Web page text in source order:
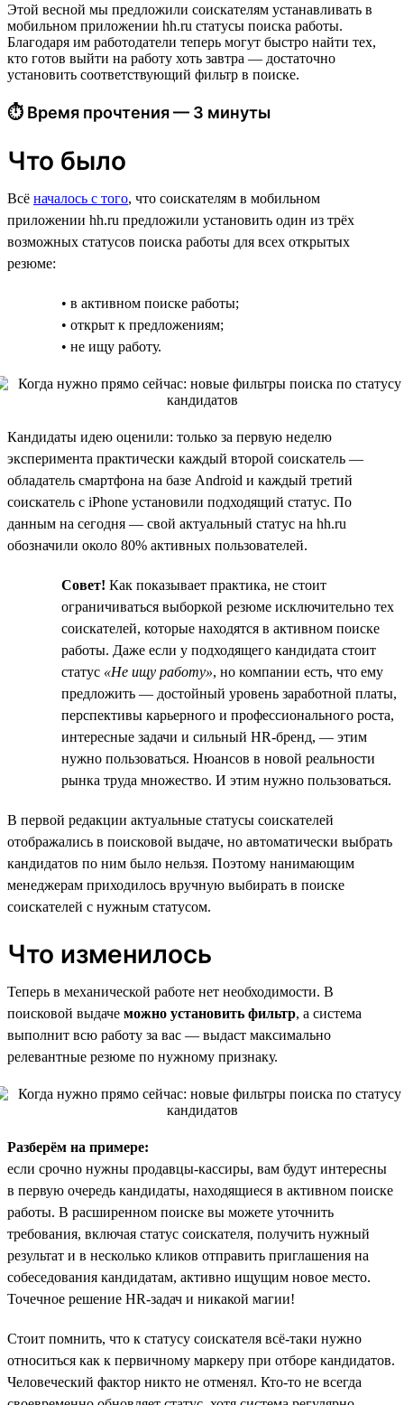
Этой весной мы предложили соискателям устанавливать в
мобильном приложении hh.ru статусы поиска работы.
Благодаря им работодатели теперь могут быстро найти тех,
кто готов выйти на работу хоть завтра — достаточно
установить соответствующий фильтр в поиске.
⏱ Время прочтения — 3 минуты
Что было
Всё началось с того, что соискателям в мобильном
приложении hh.ru предложили установить один из трёх
возможных статусов поиска работы для всех открытых
резюме:
• в активном поиске работы;
• открыт к предложениям;
• не ищу работу.
Кандидаты идею оценили: только за первую неделю
эксперимента практически каждый второй соискатель —
обладатель смартфона на базе Android и каждый третий
соискатель с iPhone установили подходящий статус. По
данным на сегодня — свой актуальный статус на hh.ru
обозначили около 80% активных пользователей.
Совет! Как показывает практика, не стоит
ограничиваться выборкой резюме исключительно тех
соискателей, которые находятся в активном поиске
работы. Даже если у подходящего кандидата стоит
статус «Не ищу работу», но компании есть, что ему
предложить — достойный уровень заработной платы,
перспективы карьерного и профессионального роста,
интересные задачи и сильный HR-бренд, — этим
нужно пользоваться. Нюансов в новой реальности
рынка труда множество. И этим нужно пользоваться.
В первой редакции актуальные статусы соискателей
отображались в поисковой выдаче, но автоматически выбрать
кандидатов по ним было нельзя. Поэтому нанимающим
менеджерам приходилось вручную выбирать в поиске
соискателей с нужным статусом.
Что изменилось
Теперь в механической работе нет необходимости. В
поисковой выдаче можно установить фильтр, а система
выполнит всю работу за вас — выдаст максимально
релевантные резюме по нужному признаку.
Разберём на примере:
если срочно нужны продавцы-кассиры, вам будут интересны
в первую очередь кандидаты, находящиеся в активном поиске
работы. В расширенном поиске вы можете уточнить
требования, включая статус соискателя, получить нужный
результат и в несколько кликов отправить приглашения на
собеседования кандидатам, активно ищущим новое место.
Точечное решение HR-задач и никакой магии!
Стоит помнить, что к статусу соискателя всё-таки нужно
относиться как к первичному маркеру при отборе кандидатов.
Человеческий фактор никто не отменял. Кто-то не всегда